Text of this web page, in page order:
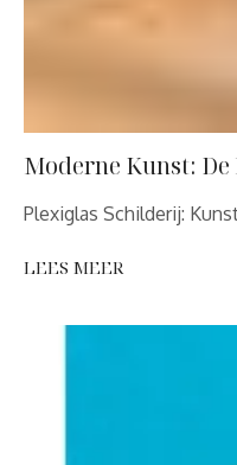
Moderne Kunst:
Plexiglas Schilderij:
LEES MEER